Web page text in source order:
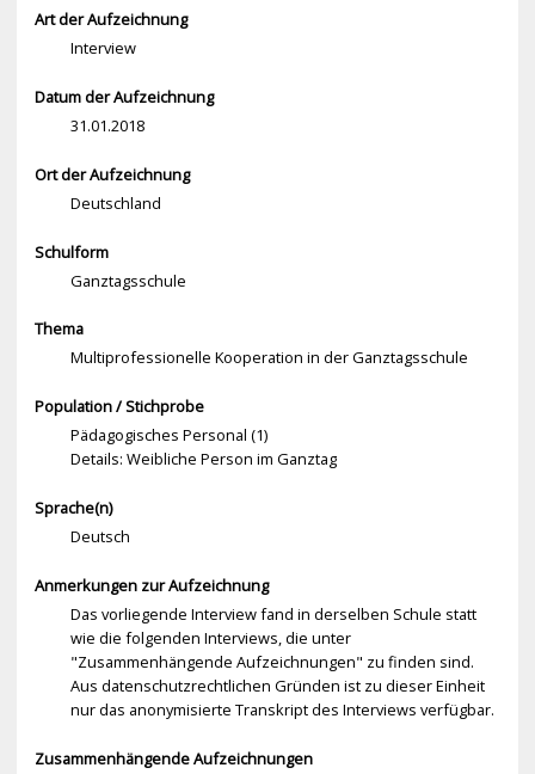
Art der Aufzeichnung
Interview
Datum der Aufzeichnung
31.01.2018
Ort der Aufzeichnung
Deutschland
Schulform
Ganztagsschule
Thema
Multiprofessionelle Kooperation in der Ganztagsschule
Population / Stichprobe
Pädagogisches Personal (1)
Details: Weibliche Person im Ganztag
Sprache(n)
Deutsch
Anmerkungen zur Aufzeichnung
Das vorliegende Interview fand in derselben Schule statt
wie die folgenden Interviews, die unter
"Zusammenhängende Aufzeichnungen" zu finden sind.
Aus datenschutzrechtlichen Gründen ist zu dieser Einheit
nur das anonymisierte Transkript des Interviews verfügbar.
Zusammenhängende Aufzeichnungen